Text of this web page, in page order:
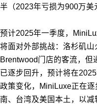
半（2023年亏损为900万美
预计2025年一季度，
将面对外部挑战：洛杉矶
Brentwood门店的客流，但
已逐步回升，预计将在
政策变化，MiniLuxe正在
南、台湾及美国本土，以减